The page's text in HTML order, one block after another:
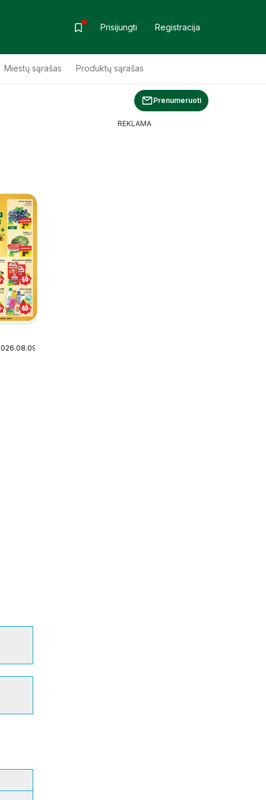
Prisijungti Registracija
Miestų sąrašas Produktų sąrašas
Prenumeruoti
REKLAMA